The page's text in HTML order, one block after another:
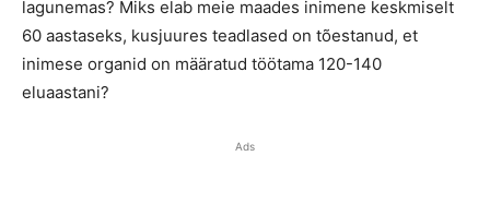
lagunemas? Miks elab meie maades inimene keskmiselt
60 aastaseks, kusjuures teadlased on tõestanud, et
inimese organid on määratud töötama 120-140
eluaastani?
Ads